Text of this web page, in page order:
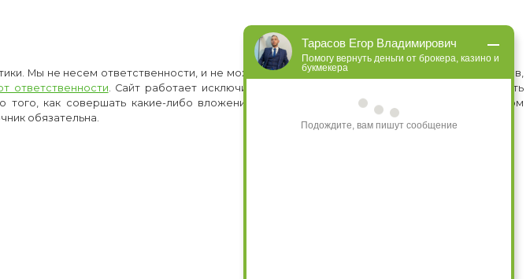
Мы не несем ответственности, и не можем ее нести, за действия или содержание сайтов,
ответственности . Сайт работает исключительно с целью сбора информации. Обязанность
как совершать какие-либо вложения или приобретения. При полном или частичном
обязательна.
Тарасов Егор Владимирович
Помогу вернуть деньги от брокера, казино и
букмекера
Подождите, вам пишут сообщение